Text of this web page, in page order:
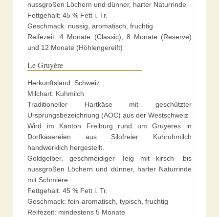
nussgroßen Löchern und dünner, harter Naturrinde
Fettgehalt: 45 % Fett i. Tr.
Geschmack: nussig, aromatisch, fruchtig
Reifezeit: 4 Monate (Classic), 8 Monate (Reserve)
und 12 Monate (Höhlengereift)
Le Gruyère
Herkunftsland: Schweiz
Milchart: Kuhmilch
Traditioneller Hartkäse mit geschützter
Ursprungsbezeichnung (AOC) aus der Westschweiz
Wird im Kanton Freiburg rund um Gruyeres in
Dorfkäsereien aus Silofreier Kuhrohmilch
handwerklich hergestellt.
Goldgelber, geschmeidiger Teig mit kirsch- bis
nussgroßen Löchern und dünner, harter Naturrinde
mit Schmiere
Fettgehalt: 45 % Fett i. Tr.
Geschmack: fein-aromatisch, typisch, fruchtig
Reifezeit: mindestens 5 Monate